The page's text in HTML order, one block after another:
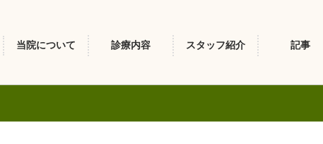
当院について 診療内容 スタッフ紹介 記事